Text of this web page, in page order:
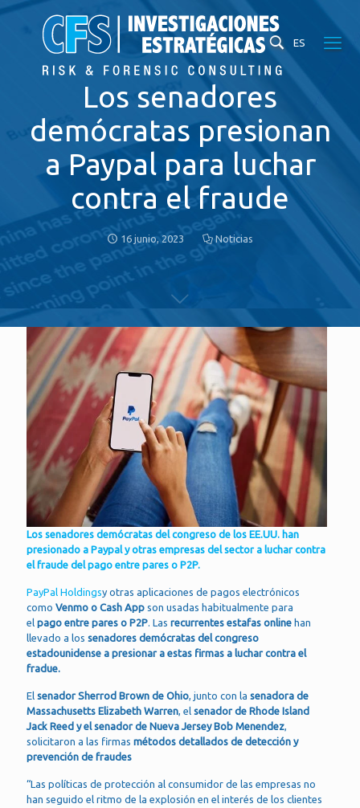
ES
Los senadores
demócratas presionan
a Paypal para luchar
contra el fraude
16 junio, 2023 Noticias
Los senadores demócratas del congreso de los EE.UU. han
presionado a Paypal y otras empresas del sector a luchar contra
el fraude del pago entre pares o P2P.
PayPal Holdingsy otras aplicaciones de pagos electrónicos
como Venmo o Cash App son usadas habitualmente para
el pago entre pares o P2P. Las recurrentes estafas online han
llevado a los senadores demócratas del congreso
estadounidense a presionar a estas firmas a luchar contra el
fradue.
El senador Sherrod Brown de Ohio, junto con la senadora de
Massachusetts Elizabeth Warren, el senador de Rhode Island
Jack Reed y el senador de Nueva Jersey Bob Menendez,
solicitaron a las firmas métodos detallados de detección y
prevención de fraudes
“Las políticas de protección al consumidor de las empresas no
han seguido el ritmo de la explosión en el interés de los clientes